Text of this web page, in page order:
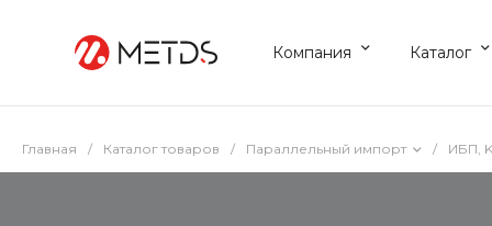
Компания Каталог
Главная / Каталог товаров / Параллельный импорт / ИБП,